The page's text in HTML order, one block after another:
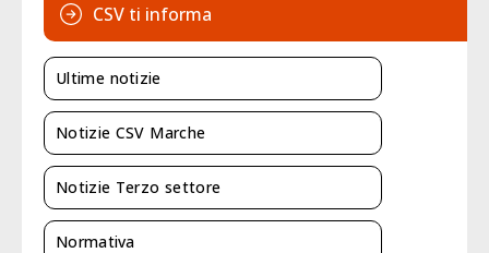
CSV ti informa
Ultime notizie
Notizie CSV Marche
Notizie Terzo settore
Normativa